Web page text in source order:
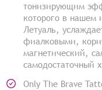
тонизирующим
которого в нашем
Летуаль,
фиалковыми,
магнетический,
самодостаточный
Only The Brave